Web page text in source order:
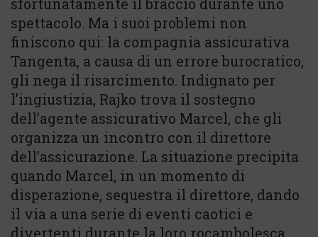
spettacolo. Ma i suoi problemi non
finiscono qui: la compagnia assicurativa
Tangenta, a causa di un errore burocratico,
gli nega il risarcimento. Indignato per
l’ingiustizia, Rajko trova il sostegno
dell’agente assicurativo Marcel, che gli
organizza un incontro con il direttore
dell’assicurazione. La situazione precipita
quando Marcel, in un momento di
disperazione, sequestra il direttore, dando
il via a una serie di eventi caotici e
divertenti durante la loro rocambolesca